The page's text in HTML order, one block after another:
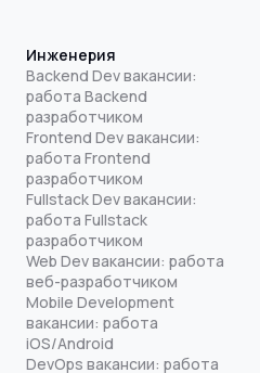
Инженерия
Backend Dev вакансии:
работа Backend
разработчиком
Frontend Dev вакансии:
работа Frontend
разработчиком
Fullstack Dev вакансии:
работа Fullstack
разработчиком
Web Dev вакансии: работа
веб-разработчиком
Mobile Development
вакансии: работа
iOS/Android
DevOps вакансии: работа